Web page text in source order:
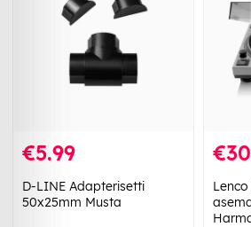
€5.99
D-LINE Adapterisetti
50x25mm Musta